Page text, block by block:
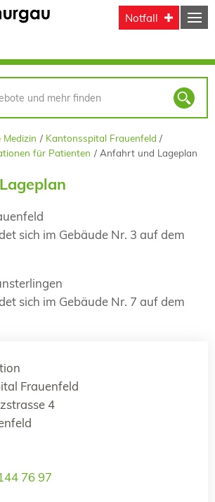
Notfall
Medizin
Kantonsspital Frauenfeld
für Patienten Anfahrt und Lageplan
sich im Gebäude Nr. 3 auf dem
sich im Gebäude Nr. 7 auf dem
Frauenfeld
4
76 97